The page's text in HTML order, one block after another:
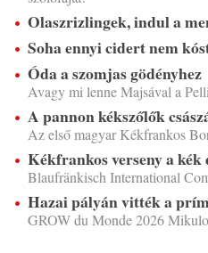
Olaszrizlingek, indul a
Soha ennyi cidert nem
Óda a szomjas gödényhez
Avagy mi lenne Majsával a
A pannon kékszőlők
Az első magyar Kékfrankos
Kékfrankos verseny a kék
Blaufränkisch International
Hazai pályán vitték a
GROW du Monde 2026